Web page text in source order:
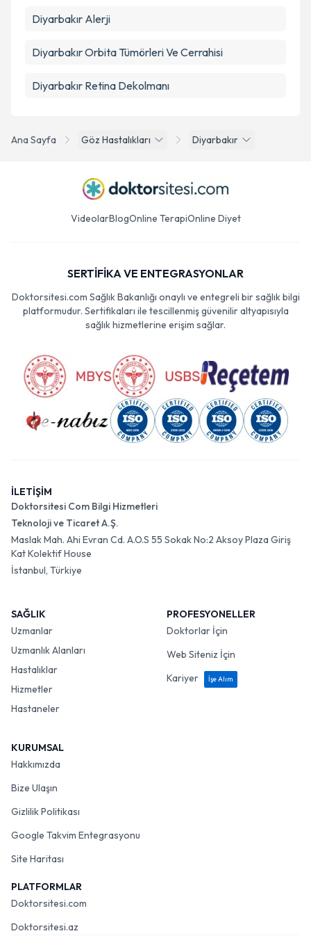
Ana Sayfa Göz Hastalıkları Diyarbakır
Diyarbakır Alerji
Diyarbakır Orbita Tümörleri Ve Cerrahisi
Diyarbakır Retina Dekolmanı
VideolarBlogOnline TerapiOnline Diyet
SERTİFİKA VE ENTEGRASYONLAR
Doktorsitesi.com Sağlık Bakanlığı onaylı ve entegreli bir sağlık bilgi
platformudur. Sertifikaları ile tescillenmiş güvenilir altyapısıyla
sağlık hizmetlerine erişim sağlar.
İLETİŞİM
Doktorsitesi Com Bilgi Hizmetleri
Teknoloji ve Ticaret A.Ş.
Maslak Mah. Ahi Evran Cd. A.O.S 55 Sokak No:2 Aksoy Plaza Giriş
Kat Kolektif House
İstanbul, Türkiye
SAĞLIK
Uzmanlar
Uzmanlık Alanları
Hastalıklar
Hizmetler
Hastaneler
PROFESYONELLER
Doktorlar İçin
Web Siteniz İçin
Kariyer
İşe Alım
KURUMSAL
Hakkımızda
Bize Ulaşın
Gizlilik Politikası
Google Takvim Entegrasyonu
Site Haritası
PLATFORMLAR
Doktorsitesi.com
Doktorsitesi.az